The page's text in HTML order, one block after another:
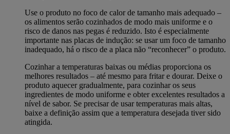
Use o produto no foco de calor de tamanho mais adequado –
os alimentos serão cozinhados de modo mais uniforme e o
risco de danos nas pegas é reduzido. Isto é especialmente
importante nas placas de indução: se usar um foco de tamanho
inadequado, há o risco de a placa não “reconhecer” o produto.
Cozinhar a temperaturas baixas ou médias proporciona os
melhores resultados – até mesmo para fritar e dourar. Deixe o
produto aquecer gradualmente, para cozinhar os seus
ingredientes de modo uniforme e obter excelentes resultados a
nível de sabor. Se precisar de usar temperaturas mais altas,
baixe a definição assim que a temperatura desejada tiver sido
atingida.